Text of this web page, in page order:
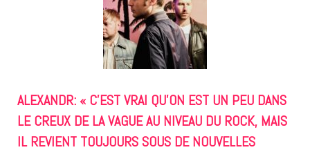
ALEXANDR: « C’EST VRAI QU’ON EST UN PEU DANS
LE CREUX DE LA VAGUE AU NIVEAU DU ROCK, MAIS
IL REVIENT TOUJOURS SOUS DE NOUVELLES